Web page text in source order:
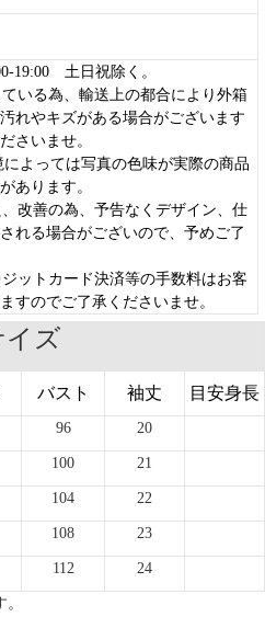
19:00 土日祝除く。
いる為、輸送上の都合により外箱
れやキズがある場合がございます
さいませ。
よっては写真の色味が実際の商品
あります。
改善の為、予告なくデザイン、仕
れる場合がございので、予めご了
ットカード決済等の手数料はお客
すのでご了承くださいませ。
イズ
バスト 袖丈 目安身長
96 20
100 21
104 22
108 23
112 24